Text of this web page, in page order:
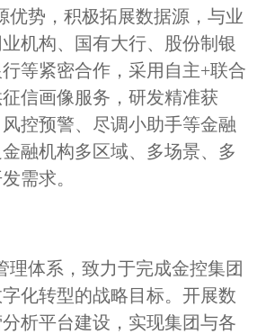
优势，积极拓展数据源，与业
机构、国有大行、股份制银
等紧密合作，采用自主+联合
信画像服务，研发精准获
控预警、尽调小助手等金融
融机构多区域、多场景、多
需求。
理体系，致力于完成金控集团
化转型的战略目标。开展数
析平台建设，实现集团与各